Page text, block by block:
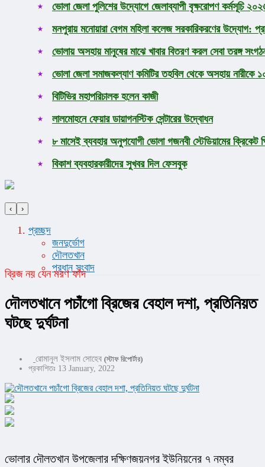
ভোলা জেলা পুলিশের উদ্যোগে জেলাব্যাপী বৃক্ষরোপণ কর্মসূচি
মনপুরায় মনোয়ারা বেগম মহিলা কলেজ সরকারিকরণের উদ্যোগ:
ভোলায় অসহায় মানুষের মাঝে খাবার বিতরণ করল সেবা তরঙ্গ
ভোলা জেলা সমাজকল্যাণ কমিটির তহবিল থেকে অসহায় নারীকে ১০
বিটিভির মহাপরিচালক হলেন কাজী
লালমোহনে ফেয়ার ডায়াগনস্টিক সেন্টারের উদ্বোধন
৮ মাসেই ব্যবহার অনুপযোগী ভোলা গজনবী স্টেডিয়ামের ক্রিকেট
বিকাশ ব্যবহারকারীদের সুখবর দিল ফেসবুক
‹ ›
প্রচ্ছদ
জনদুর্ভোগ
দৌলতখান
প্রধান সংবাদ
ব্রিজ নয় যেন মরণ ফাঁদ
দৌলতখানে পচাঁগো ব্রিজের বেহাল দশা, প্রতিনিয়ত
ঘটছে দুর্ঘটনা
রোমানুল ইসলাম সোহেব (স্টাফ রিপোর্টার)
প্রকাশিতঃ 13 January, 2022
ভোলার দৌলতখান উপজেলার দক্ষিণজয়নগর ইউনিয়নের ৭ নম্বর